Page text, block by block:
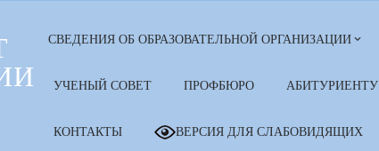
СВЕДЕНИЯ ОБ ОБРАЗОВАТЕЛЬНОЙ ОРГАНИЗАЦИИ
УЧЕНЫЙ СОВЕТ ПРОФБЮРО АБИТУРИЕНТУ
КОНТАКТЫ ВЕРСИЯ ДЛЯ СЛАБОВИДЯЩИХ